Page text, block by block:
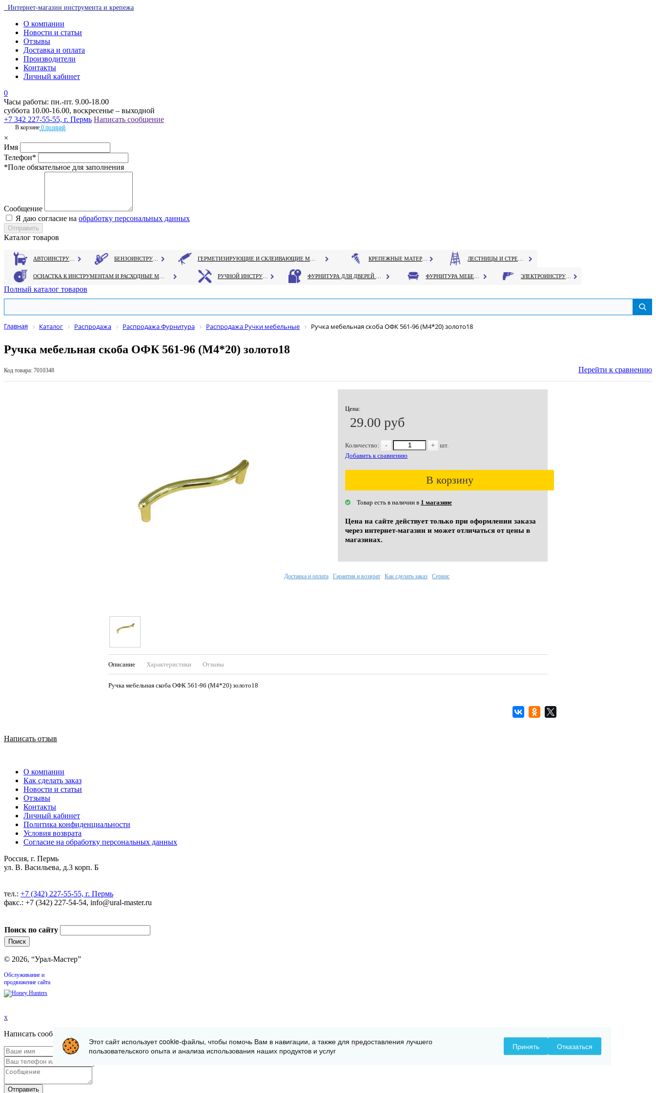
Интернет-магазин инструмента и крепежа
О компании
Новости и статьи
Отзывы
Доставка и оплата
Производители
Контакты
Личный кабинет
0
Часы работы: пн.-пт. 9.00-18.00
суббота 10.00-16.00, воскресенье – выходной
+7 342 227-55-55, г. Пермь Написать сообщение
В корзине 0 позиций
×
Имя
Телефон*
*Поле обязательное для заполнения
Сообщение
Я даю согласие на обработку персональных данных
Каталог товаров
Полный каталог товаров
Главная Каталог Распродажа Распродажа Фурнитура Распродажа Ручки мебельные Ручка мебельная скоба ОФК 561-96 (М4*20) золото18
Ручка мебельная скоба ОФК 561-96 (М4*20) золото18
Код товара: 7010348 Перейти к сравнению
Цена:
29.00 руб
Количество: - +
шт.
Добавить к сравнению
В корзину
Товар есть в наличии в 1 магазине
Цена на сайте действует только при оформлении заказа
через интернет-магазин и может отличаться от цены в
магазинах.
Описание Характеристики Отзывы
Ручка мебельная скоба ОФК 561-96 (М4*20) золото18
Доставка и оплата Гарантия и возврат Как сделать заказ Сервис
Написать отзыв
О компании
Как сделать заказ
Новости и статьи
Отзывы
Контакты
Личный кабинет
Политика конфиденциальности
Условия возврата
Согласие на обработку персональных данных
Россия, г. Пермь
ул. В. Васильева, д.3 корп. Б
тел.: +7 (342) 227-55-55, г. Пермь
факс.: +7 (342) 227-54-54, info@ural-master.ru
Поиск по сайту
© 2026, “Урал-Мастер”
Обслуживание и
продвижение сайта
x
Написать сообщение
Отправить
Этот сайт использует cookie-файлы, чтобы помочь Вам в навигации, а также для предоставления лучшего
пользовательского опыта и анализа использования наших продуктов и услуг
Принять Отказаться